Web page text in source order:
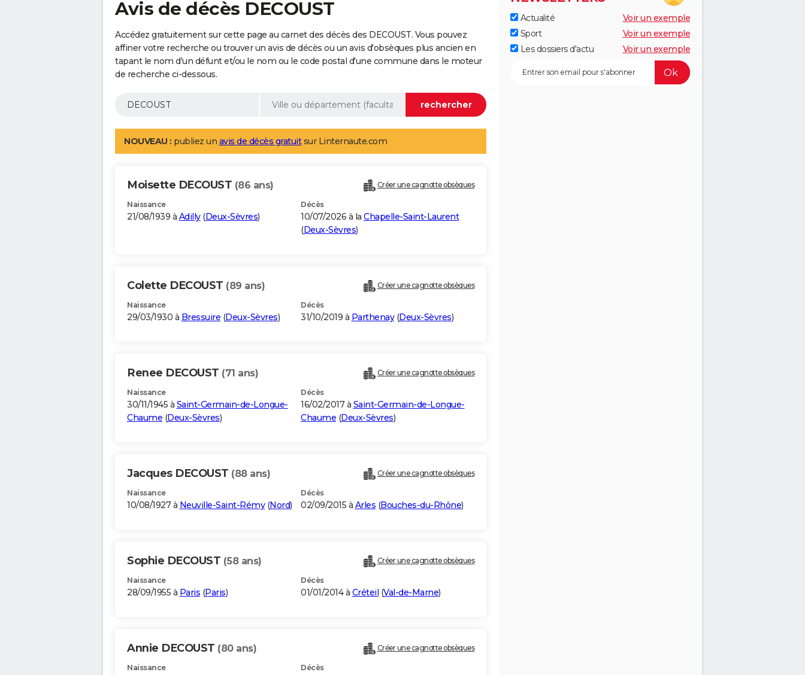
Avis de décès DECOUST
Accédez gratuitement sur cette page au carnet des décès des DECOUST. Vous pouvez
affiner votre recherche ou trouver un avis de décès ou un avis d'obsèques plus ancien en
tapant le nom d'un défunt et/ou le nom ou le code postal d'une commune dans le moteur
de recherche ci-dessous.
NOUVEAU : publiez un avis de décès gratuitsur Linternaute.com
Moisette DECOUST (86 ans) Créer une cagnotte obsèques
Naissance
21/08/1939 à Adilly(Deux-Sèvres)
Décès
10/07/2026 à la Chapelle-Saint-Laurent
(Deux-Sèvres)
Colette DECOUST (89 ans) Créer une cagnotte obsèques
Naissance
29/03/1930 à Bressuire (Deux-Sèvres)
Décès
31/10/2019 à Parthenay(Deux-Sèvres)
Renee DECOUST (71 ans) Créer une cagnotte obsèques
Naissance
30/11/1945 à Saint-Germain-de-Longue-
Chaume (Deux-Sèvres)
Décès
16/02/2017 à Saint-Germain-de-Longue-
Chaume (Deux-Sèvres)
Jacques DECOUST (88 ans) Créer une cagnotte obsèques
Naissance
10/08/1927 à Neuville-Saint-Rémy(Nord)
Décès
02/09/2015 à Arles (Bouches-du-Rhône)
Sophie DECOUST (58 ans) Créer une cagnotte obsèques
Naissance
28/09/1955 à Paris (Paris)
Décès
01/01/2014 à Créteil (Val-de-Marne)
Annie DECOUST (80 ans) Créer une cagnotte obsèques
Naissance Décès
Actualité
Voir un exemple
Sport
Voir un exemple
Les dossiers d'actu
Voir un exemple